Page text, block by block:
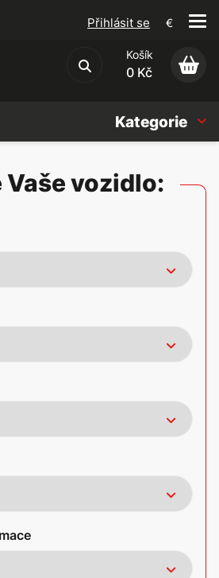
Obchodní podmínky
Přihlásit se €
Košík
0 Kč
Kategorie
Americké vozy
vozidlo: